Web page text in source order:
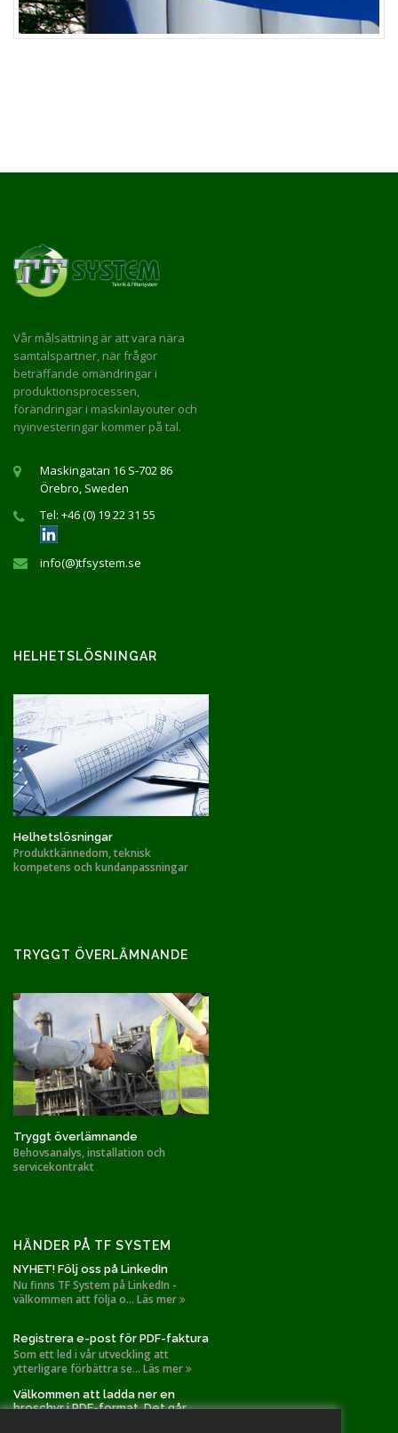
Vår målsättning är att vara nära
samtalspartner, när frågor
beträffande omändringar i
produktionsprocessen,
förändringar i maskinlayouter och
nyinvesteringar kommer på tal.
Maskingatan 16 S-702 86
Örebro, Sweden
Tel: +46 (0) 19 22 31 55
info(@)tfsystem.se
HELHETSLÖSNINGAR
Helhetslösningar
Produktkännedom, teknisk
kompetens och kundanpassningar
TRYGGT ÖVERLÄMNANDE
Tryggt överlämnande
Behovsanalys, installation och
servicekontrakt
HÄNDER PÅ TF SYSTEM
NYHET! Följ oss på LinkedIn
Nu finns TF System på LinkedIn -
välkommen att följa o... Läs mer
Registrera e-post för PDF-faktura
Som ett led i vår utveckling att
ytterligare förbättra se... Läs mer
Välkommen att ladda ner en
broschyr i PDF-format. Det går